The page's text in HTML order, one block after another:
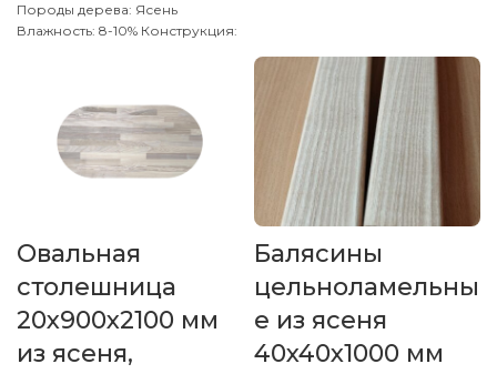
Породы дерева: Ясень
Влажность: 8-10% Конструкция:
Обработка поверхности:
калиброванная, шлифованная
Порежем на размеры и
снимем фаску за 20 грн/пог.м
менеджером
Овальная
столешница
20х900х2100 мм
из ясеня,
Балясины
цельноламельны
е из ясеня
40x40x1000 мм